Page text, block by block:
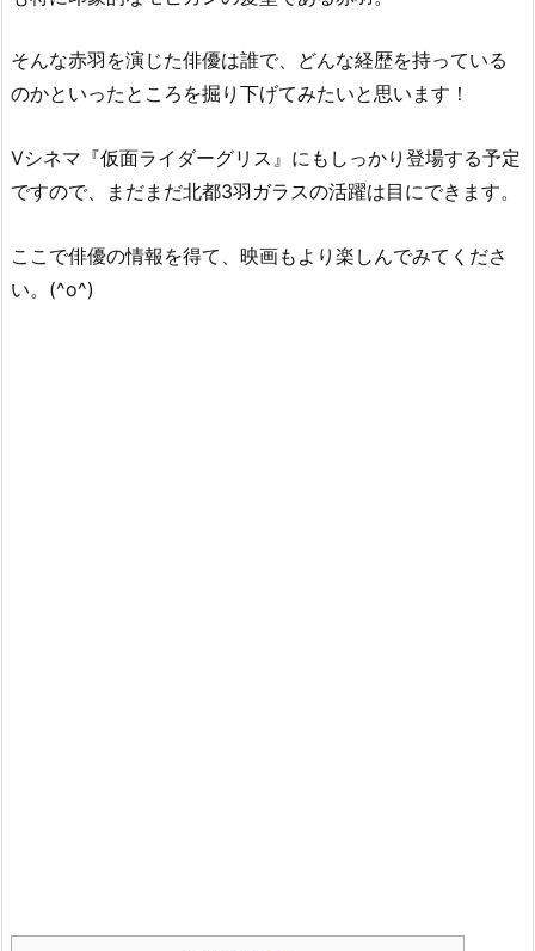
そんな赤羽を演じた俳優は誰で、どんな経歴を持っている
のかといったところを掘り下げてみたいと思います！
Vシネマ『仮面ライダーグリス』にもしっかり登場する予定
ですので、まだまだ北都3羽ガラスの活躍は目にできます。
ここで俳優の情報を得て、映画もより楽しんでみてくださ
い。(^o^)